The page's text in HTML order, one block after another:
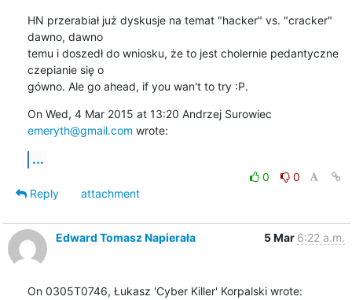
HN przerabiał już dyskusje na temat "hacker" vs. "cracker"
dawno, dawno
temu i doszedł do wniosku, że to jest cholernie pedantyczne
czepianie się o
gówno. Ale go ahead, if you wan't to try :P.
emeryth@gmail.com wrote:
...
0
0
Reply
attachment
Edward Tomasz Napierała 5 Mar 6:22 a.m.
On 0305T0746, Łukasz 'Cyber Killer' Korpalski wrote: